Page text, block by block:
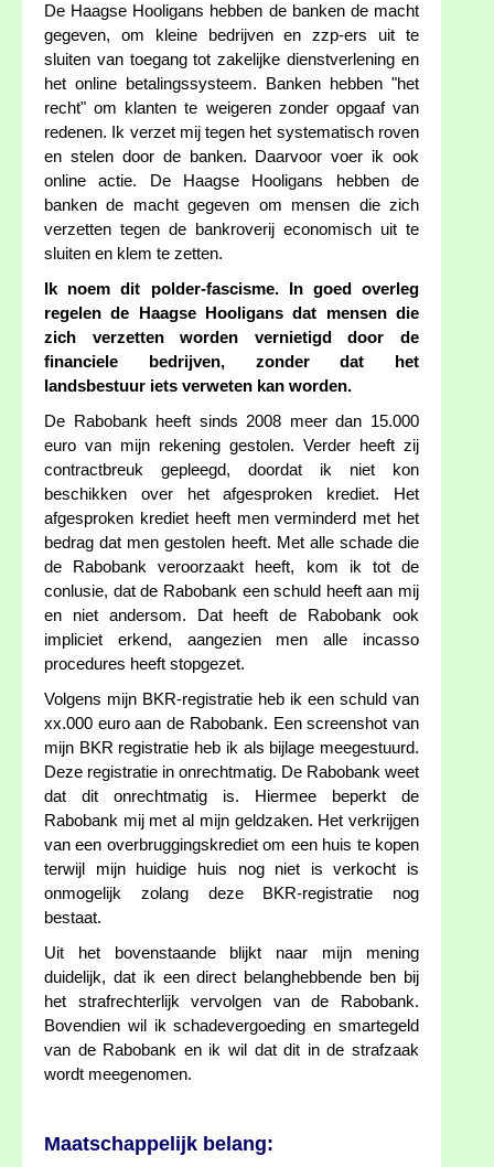
De Haagse Hooligans hebben de banken de macht
gegeven, om kleine bedrijven en zzp-ers uit te
sluiten van toegang tot zakelijke dienstverlening en
het online betalingssysteem. Banken hebben "het
recht" om klanten te weigeren zonder opgaaf van
redenen. Ik verzet mij tegen het systematisch roven
en stelen door de banken. Daarvoor voer ik ook
online actie. De Haagse Hooligans hebben de
banken de macht gegeven om mensen die zich
verzetten tegen de bankroverij economisch uit te
sluiten en klem te zetten.
Ik noem dit polder-fascisme. In goed overleg
regelen de Haagse Hooligans dat mensen die
zich verzetten worden vernietigd door de
financiele bedrijven, zonder dat het
landsbestuur iets verweten kan worden.
De Rabobank heeft sinds 2008 meer dan 15.000
euro van mijn rekening gestolen. Verder heeft zij
contractbreuk gepleegd, doordat ik niet kon
beschikken over het afgesproken krediet. Het
afgesproken krediet heeft men verminderd met het
bedrag dat men gestolen heeft. Met alle schade die
de Rabobank veroorzaakt heeft, kom ik tot de
conlusie, dat de Rabobank een schuld heeft aan mij
en niet andersom. Dat heeft de Rabobank ook
impliciet erkend, aangezien men alle incasso
procedures heeft stopgezet.
Volgens mijn BKR-registratie heb ik een schuld van
xx.000 euro aan de Rabobank. Een screenshot van
mijn BKR registratie heb ik als bijlage meegestuurd.
Deze registratie in onrechtmatig. De Rabobank weet
dat dit onrechtmatig is. Hiermee beperkt de
Rabobank mij met al mijn geldzaken. Het verkrijgen
van een overbruggingskrediet om een huis te kopen
terwijl mijn huidige huis nog niet is verkocht is
onmogelijk zolang deze BKR-registratie nog
bestaat.
Uit het bovenstaande blijkt naar mijn mening
duidelijk, dat ik een direct belanghebbende ben bij
het strafrechterlijk vervolgen van de Rabobank.
Bovendien wil ik schadevergoeding en smartegeld
van de Rabobank en ik wil dat dit in de strafzaak
wordt meegenomen.
Maatschappelijk belang: